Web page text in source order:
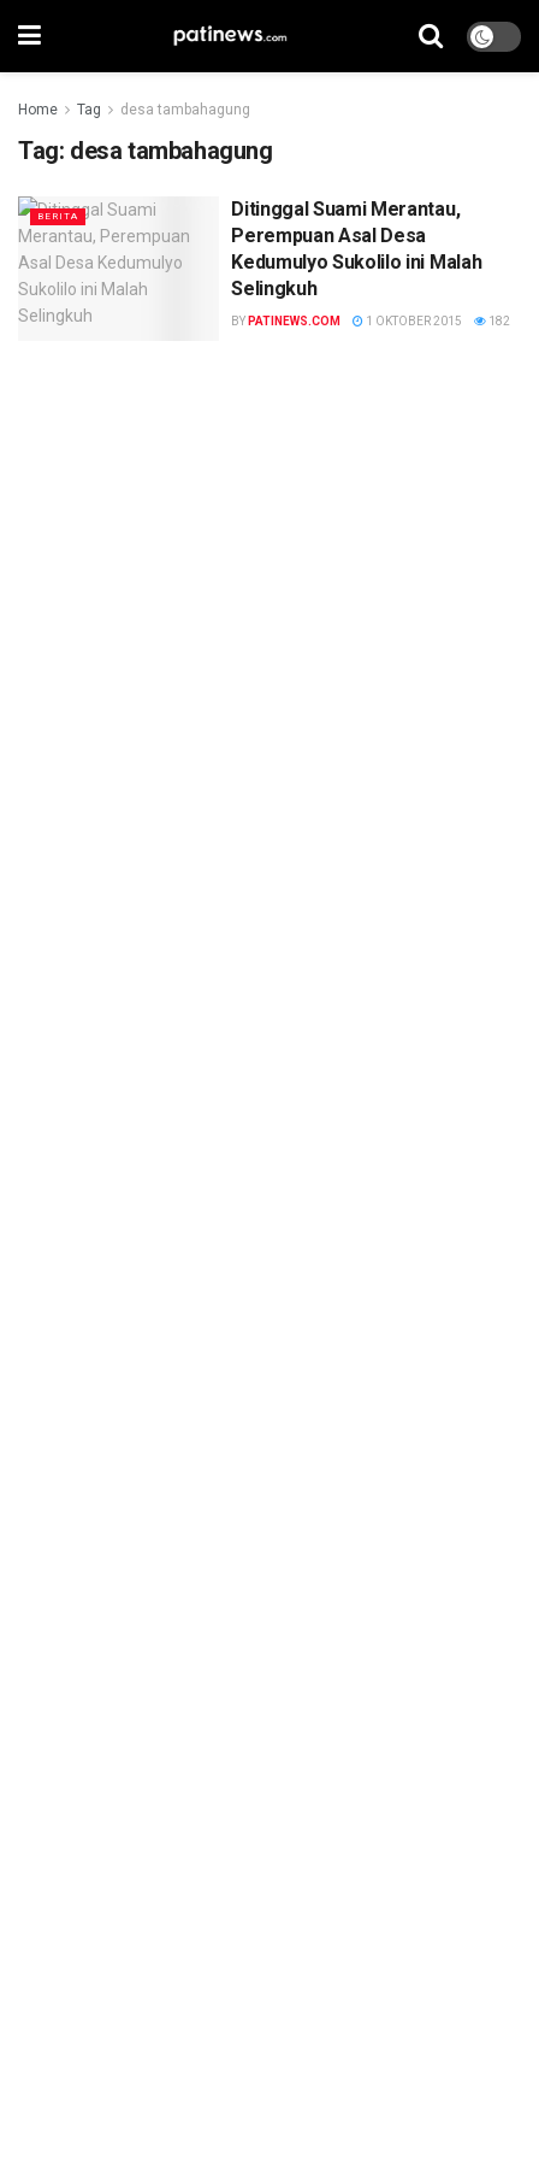
Home Tag desa tambahagung
Tag: desa tambahagung
BERITA
Ditinggal Suami Merantau,
Perempuan Asal Desa
Kedumulyo Sukolilo ini Malah
Selingkuh
BY PATINEWS.COM 1 OKTOBER 2015 182